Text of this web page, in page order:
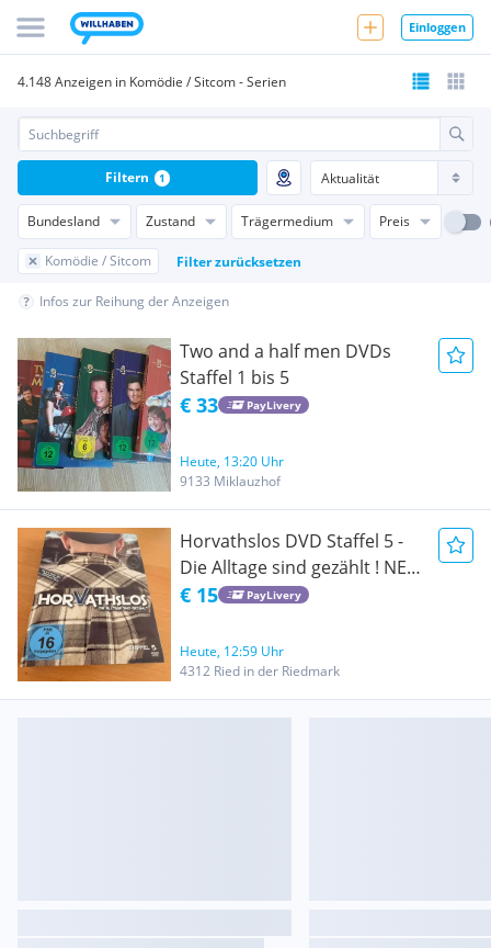
Einloggen
4.148 Anzeigen in Komödie / Sitcom - Serien
Bundesland Zustand Trägermedium Preis
Komödie / Sitcom Filter zurücksetzen
Filtern 1
Infos zur Reihung der Anzeigen
Two and a half men DVDs
Staffel 1 bis 5
€ 33 PayLivery
Heute, 13:20 Uhr
9133 Miklauzhof
Horvathslos DVD Staffel 5 -
Die Alltage sind gezählt ! NEU
!€ 15 PayLivery
Heute, 12:59 Uhr
4312 Ried in der Riedmark